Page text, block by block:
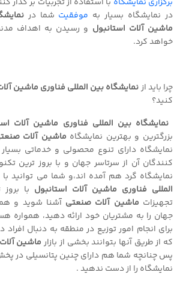
در نمایشگاه بسیار به موفقیت شما در
ماشین آلات استانبول و رسیدن به اهداف
خواهد کرد.
چرا باید ازنمایشگاه بین المللی فناوری ماشین
کنید؟
نمایشگاه بین المللی فناوری ماشین آلات
بزرگترین و بهترین نمایشگاه ماشین آلات
نمایشگاه دارای تنوع محصولی و خدماتی
کنندگان آن از سرتاسر جهان و با بروز ترین
نمایشگاه گرد هم آمده اند،و شما می توانید با
المللی فناوری ماشین آلات استانبول با
تجهیزات ماشین آلات صنعتیآشنا شوید و
جهان را به مشتریان خود ارائه دهید، همواره
برای انجام امور توزیع در منطقه به دنبال
که از طریق آنها بتوانند بخشی از بازار ماشین
پس چنانچه شما هم دارای چنین پتانسیلی در
نمایشگاه را از دست ندهید .